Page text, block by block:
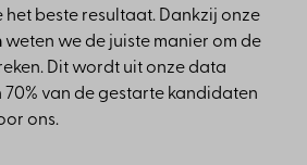
beste resultaat. Dankzij onze
weten we de juiste manier om de
Dit wordt uit onze data
van de gestarte kandidaten
ons.